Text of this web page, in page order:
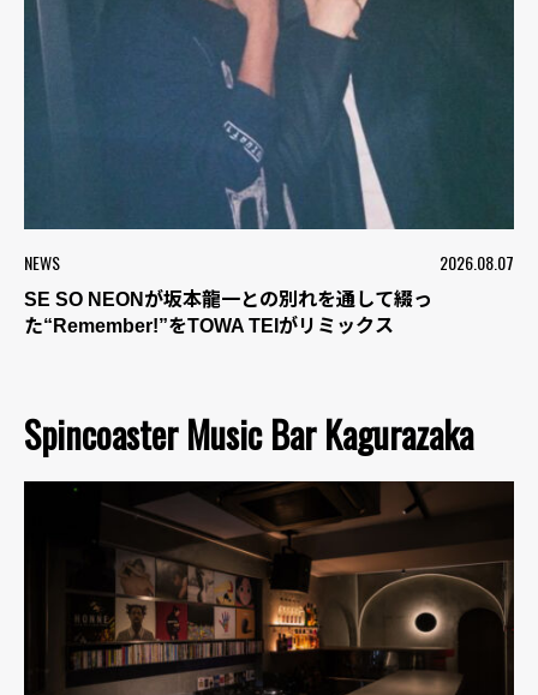
NEWS 2026.08.07
SE SO NEONが坂本龍一との別れを通して綴っ
た“Remember!”をTOWA TEIがリミックス
Spincoaster Music Bar Kagurazaka